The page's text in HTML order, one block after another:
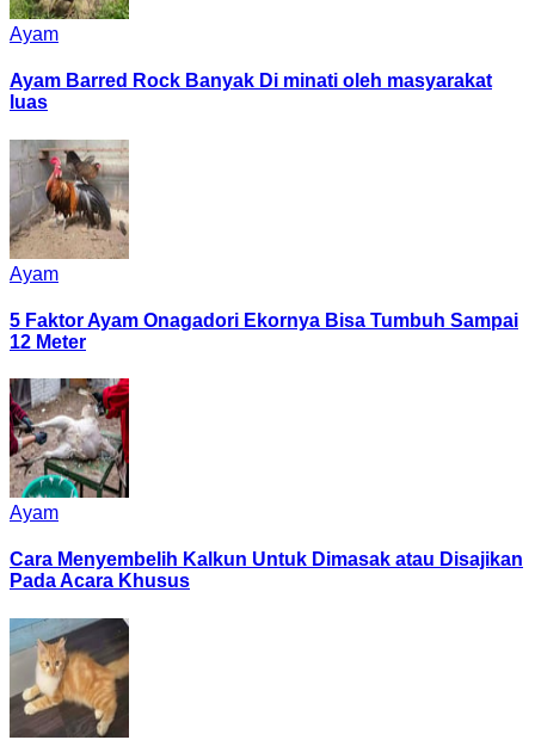
Ayam
Ayam Barred Rock Banyak Di minati oleh masyarakat
luas
Ayam
5 Faktor Ayam Onagadori Ekornya Bisa Tumbuh Sampai
12 Meter
Ayam
Cara Menyembelih Kalkun Untuk Dimasak atau Disajikan
Pada Acara Khusus